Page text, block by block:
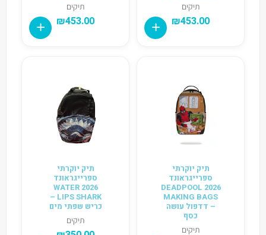
תיקים
₪453.00
תיקים
₪453.00
תיק יוקרתי
ספרייגראונד
2026 DEADPOOL
MAKING BAGS
– דדפול עושה
כסף
תיקים
תיק יוקרתי
ספרייגראונד
2026 WATER
LIPS SHARK –
כריש שפתי מים
תיקים